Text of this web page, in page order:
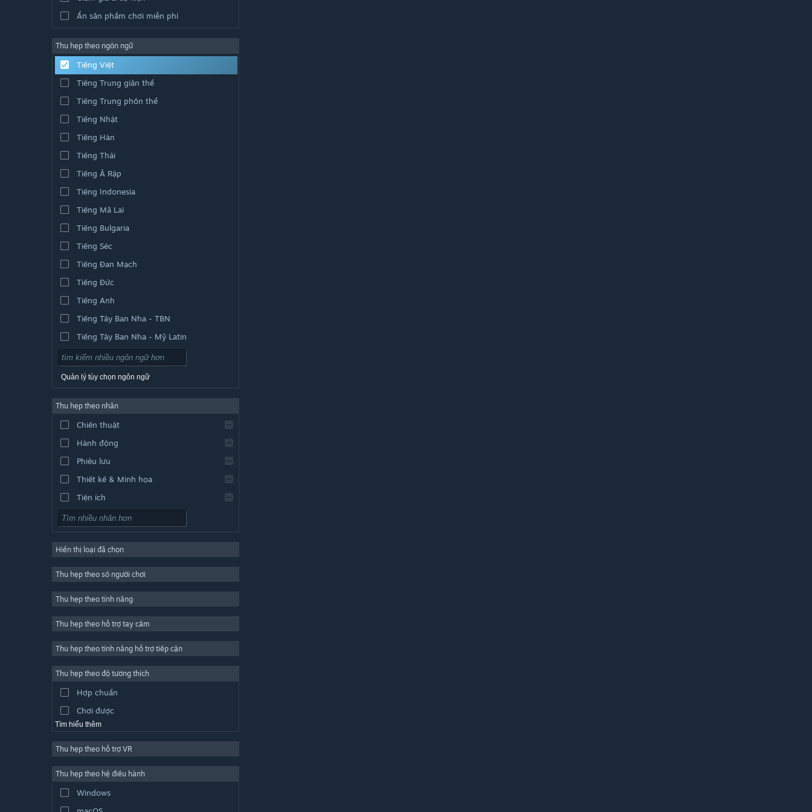
Ẩn sản phẩm chơi miễn phí
Thu hẹp theo ngôn ngữ
Tiếng Việt
Tiếng Trung giản thể
Tiếng Trung phồn thể
Tiếng Nhật
Tiếng Hàn
Tiếng Thái
Tiếng Ả Rập
Tiếng Indonesia
Tiếng Mã Lai
Tiếng Bulgaria
Tiếng Séc
Tiếng Đan Mạch
Tiếng Đức
Tiếng Anh
Tiếng Tây Ban Nha - TBN
Tiếng Tây Ban Nha - Mỹ Latin
Quản lý tùy chọn ngôn ngữ
Thu hẹp theo nhãn
Chiến thuật
Hành động
Phiêu lưu
Thiết kế & Minh họa
Tiện ích
Chơi miễn phí
Trực tuyến nhiều người chơi
Indie
Đơn giản
Mô phỏng
Sản xuất video
Chỉnh sửa ảnh
Hiển thị loại đã chọn
Thu hẹp theo số người chơi
Thu hẹp theo tính năng
Thu hẹp theo hỗ trợ tay cầm
Thu hẹp theo tính năng hỗ trợ tiếp cận
Thu hẹp theo độ tương thích
Hợp chuẩn
Chơi được
Tìm hiểu thêm
Thu hẹp theo hỗ trợ VR
Thu hẹp theo hệ điều hành
Windows